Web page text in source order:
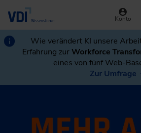
Konto
Wie verändert KI unsere
Erfahrung zurWorkforce
eines von fünf Web-
Zur Umfrage